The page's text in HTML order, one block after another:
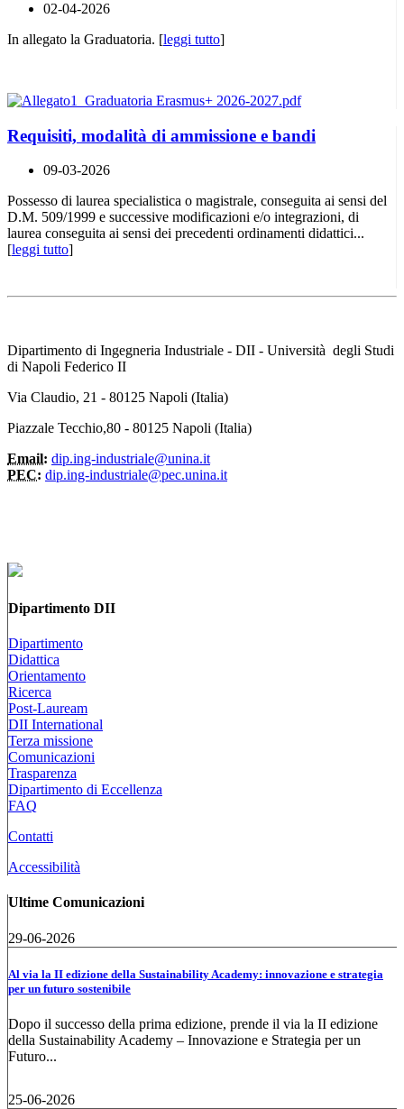
02-04-2026
In allegato la Graduatoria. [leggi tutto]
Requisiti, modalità di ammissione e bandi
09-03-2026
Possesso di laurea specialistica o magistrale, conseguita ai sensi del
D.M. 509/1999 e successive modificazioni e/o integrazioni, di
laurea conseguita ai sensi dei precedenti ordinamenti didattici...
[leggi tutto]
Dipartimento di Ingegneria Industriale - DII - Università degli Studi
di Napoli Federico II
Via Claudio, 21 - 80125 Napoli (Italia)
Piazzale Tecchio,80 - 80125 Napoli (Italia)
Email: dip.ing-industriale@unina.it
PEC: dip.ing-industriale@pec.unina.it
Dipartimento DII
Dipartimento
Didattica
Orientamento
Ricerca
Post-Lauream
DII International
Terza missione
Comunicazioni
Trasparenza
Dipartimento di Eccellenza
FAQ
Contatti
Accessibilità
Ultime Comunicazioni
29-06-2026
Al via la II edizione della Sustainability Academy: innovazione e strategia
per un futuro sostenibile
Dopo il successo della prima edizione, prende il via la II edizione
della Sustainability Academy – Innovazione e Strategia per un
Futuro...
25-06-2026